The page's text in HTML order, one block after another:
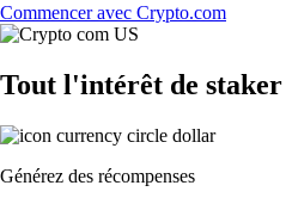
Commencer avec Crypto.com
Tout l'intérêt de staker
Générez des récompenses